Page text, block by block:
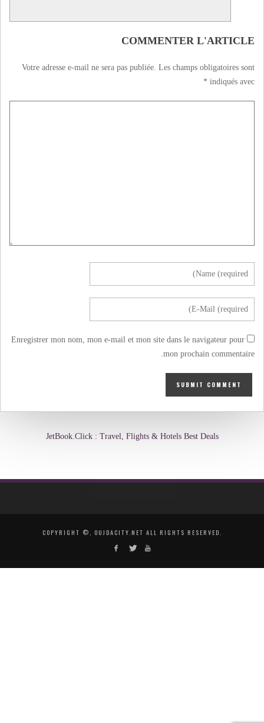
COMMENTER L'ARTICLE
Votre adresse e-mail ne sera pas publiée. Les champs obligatoires sont
indiqués avec
*
Enregistrer mon nom, mon e-mail et mon site dans le navigateur pour
mon prochain commentaire.
JetBook.Click : Travel, Flights & Hotels Best Deals
COPYRIGHT ©, OUJDACITY.NET ALL RIGHTS RESERVED.